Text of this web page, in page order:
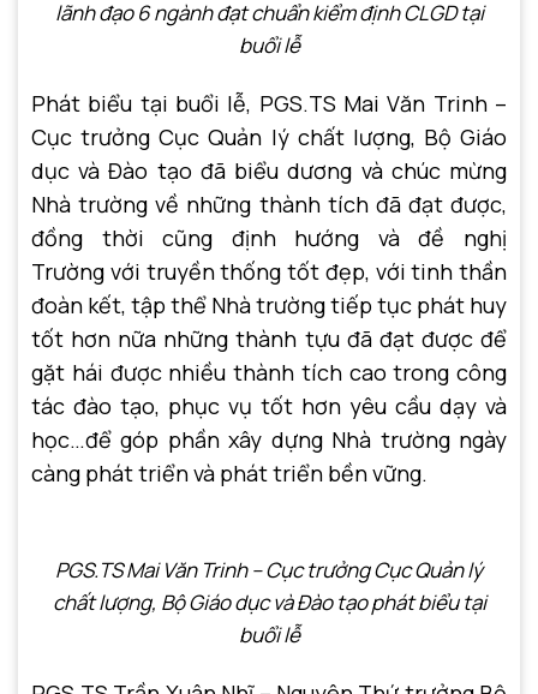
lãnh đạo 6 ngành đạt chuẩn kiểm định CLGDtại
buổi lễ
Phát biểu tại buổi lễ, PGS.TS Mai Văn Trinh –
Cục trưởng Cục Quản lý chất lượng, Bộ Giáo
dục và Đào tạo đã biểu dương và chúc mừng
Nhà trường về những thành tích đã đạt được,
đồng thời cũng định hướng và đề nghị
Trường với truyền thống tốt đẹp, với tinh thần
đoàn kết, tập thể Nhà trường tiếp tục phát huy
tốt hơn nữa những thành tựu đã đạt được để
gặt hái được nhiều thành tích cao trong công
tác đào tạo, phục vụ tốt hơn yêu cầu dạy và
học…để góp phần xây dựng Nhà trường ngày
càng phát triển và phát triển bền vững.
PGS.TS Mai Văn Trinh – Cục trưởng Cục Quản lý
chất lượng, Bộ Giáo dục và Đào tạophát biểu tại
buổi lễ